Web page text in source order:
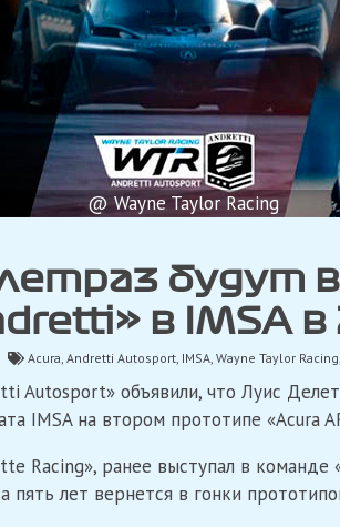
@ Wayne Taylor Racing
будут
в IMSA в
Acura, Andretti Autosport, IMSA, Wayne Taylor Racing,
Autosport» объявили, что Луис
IMSA на втором прототипе «Acura
Racing», ранее выступал в команде
лет вернется в гонки